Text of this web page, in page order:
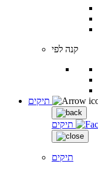
קנה לפי
תיקים
תיקים